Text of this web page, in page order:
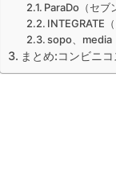
ParaDo（セブ
INTEGRATE（
sopo、media
まとめ:コンビニ